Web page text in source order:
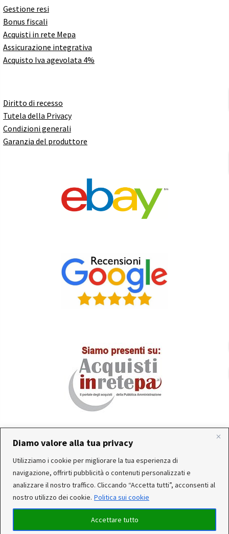
Diamo valore alla tua privacy
Utilizziamo i cookie per migliorare la tua esperienza di
navigazione, offrirti pubblicità o contenuti personalizzati e
analizzare il nostro traffico. Cliccando “Accetta tutti”, acconsenti al
nostro utilizzo dei cookie. Politica sui cookie
Accettare tutto
In occasione delle FERIE ESTIVE, alcune aziende
produttrici e corrieri potrebbero sospendere o rallentare
temporaneamente le attività. Per questo motivo, gli
ordini di alcuni reparti (Utensileria - Ferramenta - arredo)
ricevuti, potrebbero essere CONSEGNATI DOPO IL 25-08-
Gestione resi
Bonus fiscali
Acquisti in rete Mepa
Assicurazione integrativa
Acquisto Iva agevolata 4%
Diritto di recesso
Tutela della Privacy
Condizioni generali
Garanzia del produttore
Servizio clienti attivo: Da Lunedì a Venerdì dalle 10:30 alle
12:30 e dalle 15:30 alle 17:30